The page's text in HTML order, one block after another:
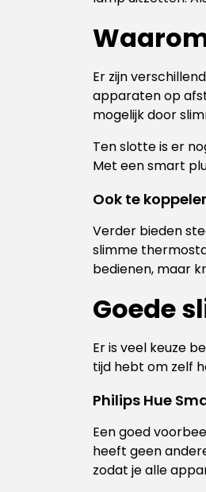
Er zijn
apparaten op
mogelijk door
Ten slotte is er
Met een smart
Ook te
Verder bieden
slimme
bedienen, maar
Goede
Er is veel keuze
tijd hebt om zelf
Philips Hue
Een goed
heeft geen
zodat je alle